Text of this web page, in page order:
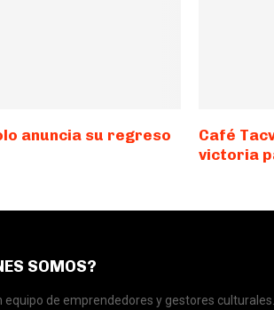
anuncia su regreso
Café
victoria
SOMOS?
equipo de emprendedores y gestores